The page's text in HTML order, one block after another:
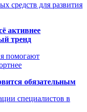
средств для развития
активнее
тренд
помогают
обязательным
специалистов в